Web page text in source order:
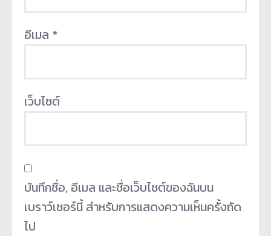
อีเมล *
เว็บไซต์
บันทึกชื่อ, อีเมล และชื่อเว็บไซต์ของฉันบน
เบราว์เซอร์นี้ สำหรับการแสดงความเห็นครั้งถัด
ไป